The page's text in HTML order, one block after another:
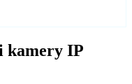
kamery IP